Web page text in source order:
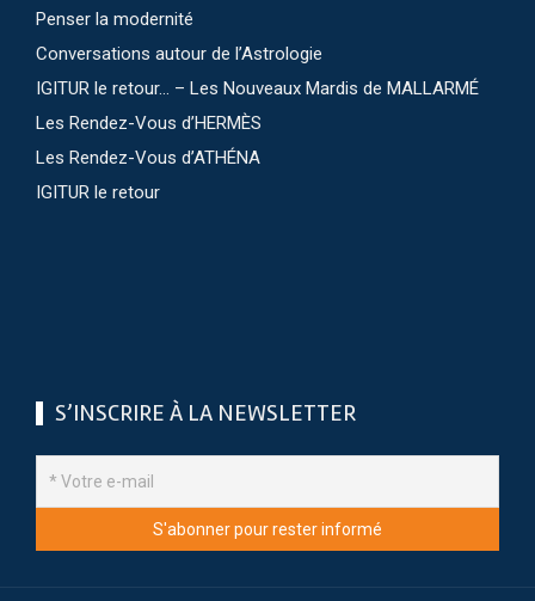
Penser la modernité
Conversations autour de l’Astrologie
IGITUR le retour… – Les Nouveaux Mardis de MALLARMÉ
Les Rendez-Vous d’HERMÈS
Les Rendez-Vous d’ATHÉNA
IGITUR le retour
S’INSCRIRE À LA NEWSLETTER